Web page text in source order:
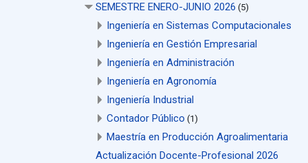
SEMESTRE ENERO-JUNIO 2026 (5)
Ingeniería en Sistemas Computacionales
Ingeniería en Gestión Empresarial
Ingeniería en Administración
Ingeniería en Agronomía
Ingeniería Industrial
Contador Público (1)
Maestría en Producción Agroalimentaria
Actualización Docente-Profesional 2026